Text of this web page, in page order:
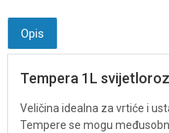
Opis
Tempera 1L
Veličina idealna za vrtiće i
Tempere se mogu